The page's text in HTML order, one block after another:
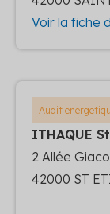
Voir la fiche
Audit
ITHAQUE
2 Allée
42000 ST